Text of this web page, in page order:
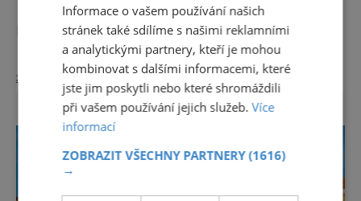
Přemýšlíte nad prázdninovým programem
pro celou rodinu? Spojte výlet do barokního
Kuksu s nevšedním kulturním zážitkem.
Galerie loutek Kuks v historickém
Comoedien-Hausu zve na stálou expozici
Braunova socha loutkou. Jde o unikátní
cyklus soch-loutek inspirovaných sochami
Matyáše Bernarda Brauna nejen z Kuksu.
Výstava Braunova socha loutkou představuje
padesát autorských loutek řezbáře a scénog
zobrazit více >>
Informace o vašem používání našich
stránek také sdílíme s našimi reklamními
a analytickými partnery, kteří je mohou
kombinovat s dalšími informacemi, které
jste jim poskytli nebo které shromáždili
při vašem používání jejich služeb.Více
informací
ZOBRAZIT VŠECHNY PARTNERY(1616)
→